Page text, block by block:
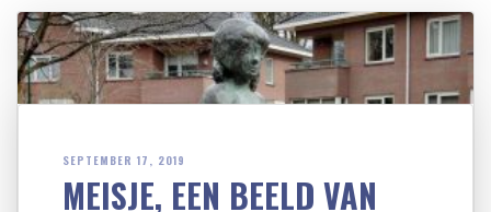
SEPTEMBER 17, 2019
MEISJE, EEN BEELD VAN